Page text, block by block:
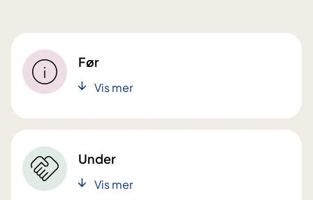
Før
Vis mer
Under
Vis mer